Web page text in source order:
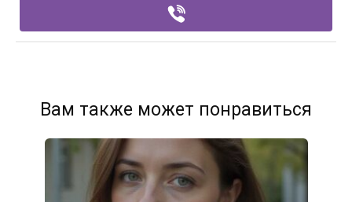
Вам также может понравиться